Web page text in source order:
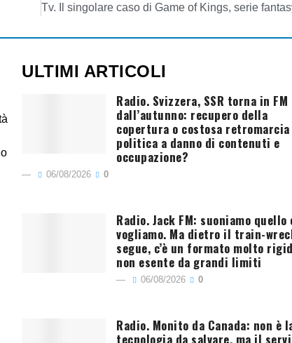
ULTIMI ARTICOLI
Radio. Svizzera, SSR torna in FM
dall’autunno: recupero della
copertura o costosa retromarcia
politica a danno di contenuti e
occupazione?
06/08/2026 0
Radio. Jack FM: suoniamo quello
vogliamo. Ma dietro il train-
segue, c’è un formato molto
non esente da grandi limiti
06/08/2026 0
Radio. Monito da Canada: non è
tecnologia da salvare, ma il